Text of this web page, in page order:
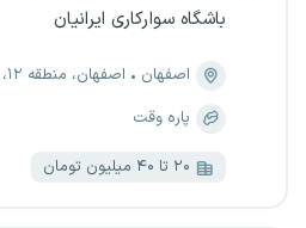
باشگاه سوارکاری ایرانیان
اصفهان
اصفهان، منطقه ۱۲، محمودآباد
پاره وقت
۲۰ تا ۴۰ میلیون تومان